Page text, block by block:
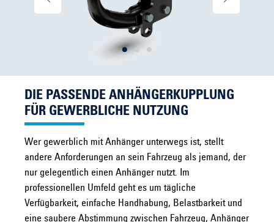
DIE PASSENDE ANHÄNGERKUPPLUNG
FÜR GEWERBLICHE NUTZUNG
Wer gewerblich mit Anhänger unterwegs ist, stellt
andere Anforderungen an sein Fahrzeug als jemand, der
nur gelegentlich einen Anhänger nutzt. Im
professionellen Umfeld geht es um tägliche
Verfügbarkeit, einfache Handhabung, Belastbarkeit und
eine saubere Abstimmung zwischen Fahrzeug, Anhänger